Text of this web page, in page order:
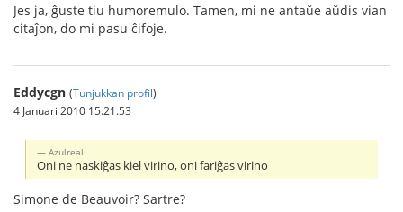
Jes ja, ĝuste tiu humoremulo. Tamen, mi ne antaŭe aŭdis vian
citaĵon, do mi pasu ĉifoje.
Eddycgn (Tunjukkan profil)
4 Januari 2010 15.21.53
Azulreal:
Oni ne naskiĝas kiel virino, oni fariĝas virino
Simone de Beauvoir? Sartre?